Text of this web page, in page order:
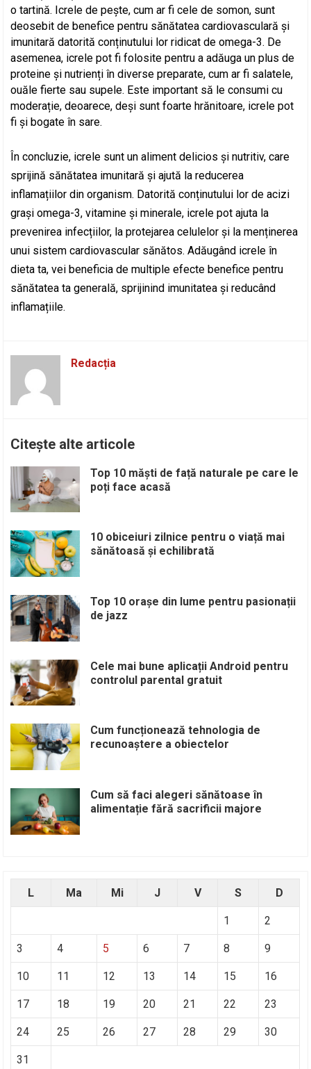
o tartină. Icrele de pește, cum ar fi cele de somon, sunt
deosebit de benefice pentru sănătatea cardiovasculară și
imunitară datorită conținutului lor ridicat de omega-3. De
asemenea, icrele pot fi folosite pentru a adăuga un plus de
proteine și nutrienți în diverse preparate, cum ar fi salatele,
ouăle fierte sau supele. Este important să le consumi cu
moderație, deoarece, deși sunt foarte hrănitoare, icrele pot
fi și bogate în sare.
În concluzie, icrele sunt un aliment delicios și nutritiv, care
sprijină sănătatea imunitară și ajută la reducerea
inflamațiilor din organism. Datorită conținutului lor de acizi
grași omega-3, vitamine și minerale, icrele pot ajuta la
prevenirea infecțiilor, la protejarea celulelor și la menținerea
unui sistem cardiovascular sănătos. Adăugând icrele în
dieta ta, vei beneficia de multiple efecte benefice pentru
sănătatea ta generală, sprijinind imunitatea și reducând
inflamațiile.
Redacția
Citește alte articole
Top 10 măști de față naturale pe care le
poți face acasă
10 obiceiuri zilnice pentru o viață mai
sănătoasă și echilibrată
Top 10 orașe din lume pentru pasionații
de jazz
Cele mai bune aplicații Android pentru
controlul parental gratuit
Cum funcționează tehnologia de
recunoaștere a obiectelor
Cum să faci alegeri sănătoase în
alimentație fără sacrificii majore
L Ma Mi J V S D
1 2
3 4 5 6 7 8 9
10 11 12 13 14 15 16
17 18 19 20 21 22 23
24 25 26 27 28 29 30
31